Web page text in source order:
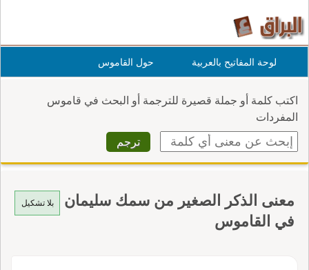
لوحة المفاتيح بالعربية حول القاموس
اكتب كلمة أو جملة قصيرة للترجمة أو البحث في قاموس
المفردات
بلا تشكيل
معنى الذكر الصغير من سمك سليمان
في القاموس